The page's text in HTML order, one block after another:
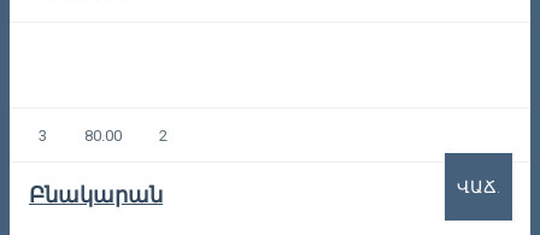
3 80.00 2
Բնակարան ՎԱՃ.